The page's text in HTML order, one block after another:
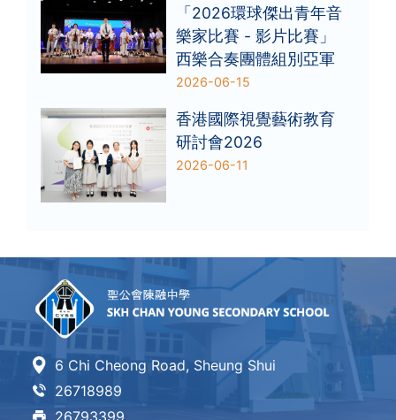
「2026環球傑出青年音
樂家比賽 - 影片比賽」
西樂合奏團體組別亞軍
2026-06-15
香港國際視覺藝術教育
研討會2026
2026-06-11
6 Chi Cheong Road, Sheung Shui
26718989
26793399